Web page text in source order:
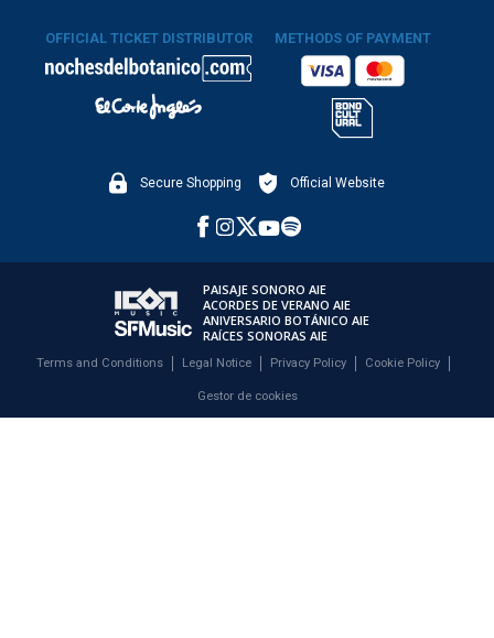
OFFICIAL TICKET DISTRIBUTOR METHODS OF PAYMENT
Secure Shopping Official Website
PAISAJE SONORO AIE
ACORDES DE VERANO AIE
ANIVERSARIO BOTÁNICO AIE
RAÍCES SONORAS AIE
Terms and Conditions Legal Notice Privacy Policy Cookie Policy
Gestor de cookies